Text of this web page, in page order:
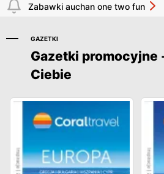
Zabawki auchan one two fun
GAZETKI
Gazetki promocyjne
Ciebie